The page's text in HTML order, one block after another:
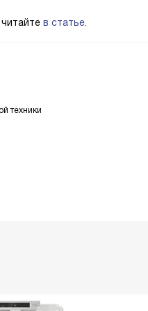
в статье.
техники